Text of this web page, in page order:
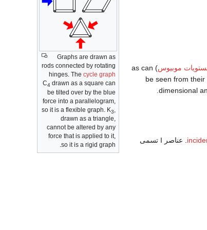
Graphs are drawn as
rods connected by rotating
hinges. The cycle graph
C4 drawn as a square can
be tilted over by the blue
force into a parallelogram,
so it is a flexible graph. K3
drawn as a triangle,
cannot be altered by any
force that is applied to it,
so it is a rigid graph.
موبيوس
) as can
be seen from
dimensional
.
. عناصر I تسمى